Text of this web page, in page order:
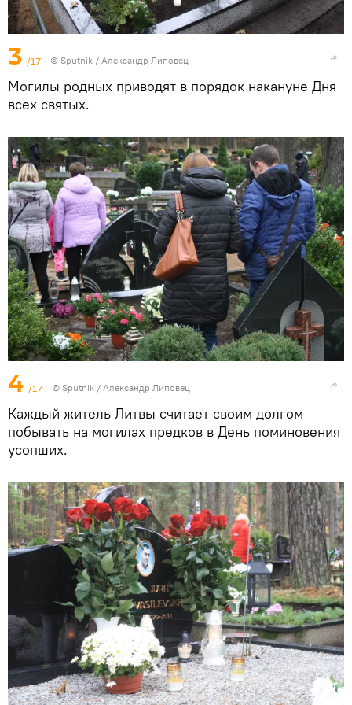
3 /17 © Sputnik / Александр Липовец
Могилы родных приводят в порядок накануне Дня
всех святых.
4 /17 © Sputnik / Александр Липовец
Каждый житель Литвы считает своим долгом
побывать на могилах предков в День поминовения
усопших.